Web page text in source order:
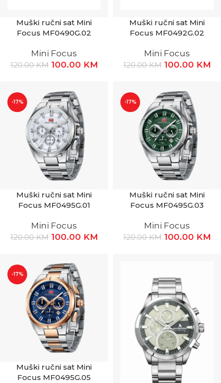
Muški ručni sat Mini
Focus MF0490G.02
Mini Focus
120.00KM 100.00 KM
Muški ručni sat Mini
Focus MF0492G.02
Mini Focus
120.00KM 100.00 KM
-17%
Muški ručni sat Mini
Focus MF0495G.01
Mini Focus
120.00KM 100.00 KM
-17%
Muški ručni sat Mini
Focus MF0495G.03
Mini Focus
120.00KM 100.00 KM
-17%
Muški ručni sat Mini
Focus MF0495G.05